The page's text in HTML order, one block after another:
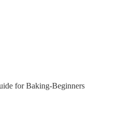
for Baking-Beginners